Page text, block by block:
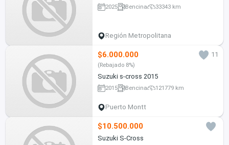
2025 Bencina 33343 km
Región Metropolitana
$6.000.000 11
(Rebajado 8%)
Suzuki s-cross 2015
2015 Bencina 121779 km
Puerto Montt
$10.500.000
Suzuki S-Cross